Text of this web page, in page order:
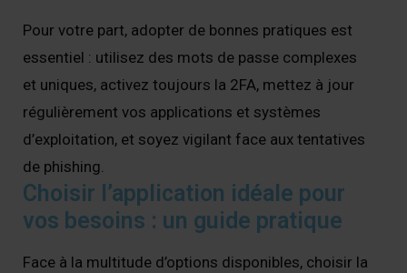
Pour votre part, adopter de bonnes pratiques est
essentiel : utilisez des mots de passe complexes
et uniques, activez toujours la 2FA, mettez à jour
régulièrement vos applications et systèmes
d’exploitation, et soyez vigilant face aux tentatives
de phishing.
Choisir l’application idéale pour
vos besoins : un guide pratique
Face à la multitude d’options disponibles, choisir la